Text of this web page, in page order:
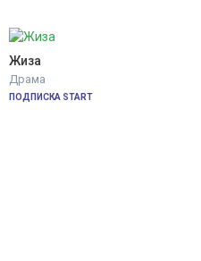
Жиза
Драма
ПОДПИСКА START